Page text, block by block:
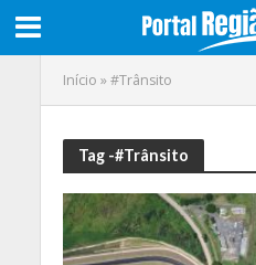
Início »#Trânsito
Tag -#Trânsito